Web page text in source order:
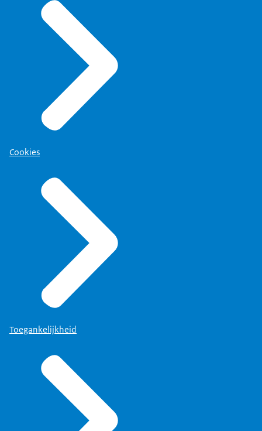
Cookies
Toegankelijkheid